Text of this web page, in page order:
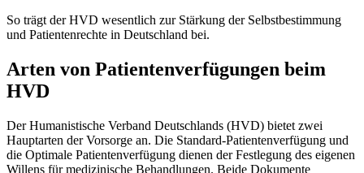
So trägt der HVD wesentlich zur Stärkung der Selbstbestimmung
und Patientenrechte in Deutschland bei.
Arten von Patientenverfügungen beim
HVD
Der Humanistische Verband Deutschlands (HVD) bietet zwei
Hauptarten der Vorsorge an. Die Standard-Patientenverfügung und
die Optimale Patientenverfügung dienen der Festlegung des eigenen
Willens für medizinische Behandlungen. Beide Dokumente